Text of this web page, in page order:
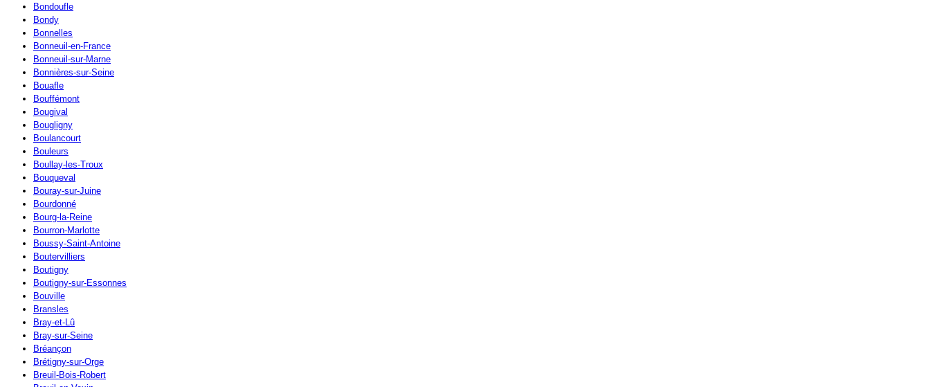
Bondoufle
Bondy
Bonnelles
Bonneuil-en-France
Bonneuil-sur-Marne
Bonnières-sur-Seine
Bouafle
Bouffémont
Bougival
Bougligny
Boulancourt
Bouleurs
Boullay-les-Troux
Bouqueval
Bouray-sur-Juine
Bourdonné
Bourg-la-Reine
Bourron-Marlotte
Boussy-Saint-Antoine
Boutervilliers
Boutigny
Boutigny-sur-Essonnes
Bouville
Bransles
Bray-et-Lû
Bray-sur-Seine
Bréançon
Brétigny-sur-Orge
Breuil-Bois-Robert